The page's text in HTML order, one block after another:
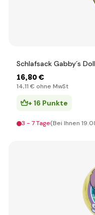
Schlafsack Gabby´s
16,80 €
14,11 € ohne MwSt
+ 16 Punkte
3 - 7 Tage(Bei Ihnen